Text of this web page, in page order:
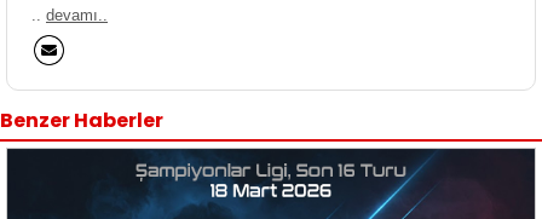
devamı..
Benzer Haberler